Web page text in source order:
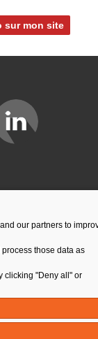
sur mon site
our partners to
those data as
clicking "Deny all" or